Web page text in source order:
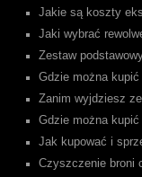
Jakie są koszty
Jaki wybrać
Zestaw
Gdzie można kupić
Zanim wyjdziesz
Gdzie można
Jak kupować i
Czyszczenie broni